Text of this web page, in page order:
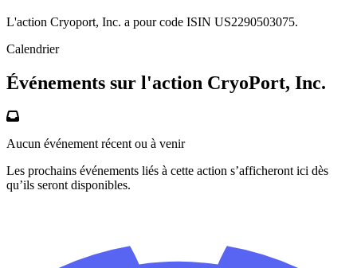
L'action Cryoport, Inc. a pour code ISIN US2290503075.
Calendrier
Événements sur l'action CryoPort, Inc.
Aucun événement récent ou à venir
Les prochains événements liés à cette action s’afficheront ici dès
qu’ils seront disponibles.